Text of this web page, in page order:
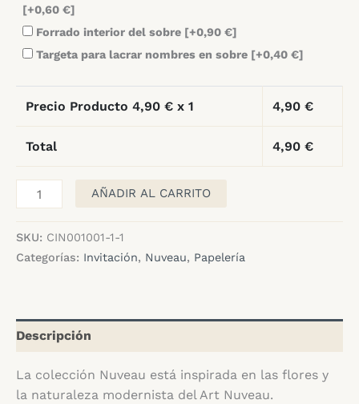
[+0,60 €]
Forrado interior del sobre [+0,90 €]
Targeta para lacrar nombres en sobre [+0,40 €]
Precio Producto 4,90 € x 1 4,90 €
Total 4,90 €
Invitación
Nuveau
AÑADIR AL CARRITO
SKU: CIN001001-1-1
Categorías: Invitación, Nuveau, Papelería
Descripción
La colección Nuveau está inspirada en las flores y
la naturaleza modernista del Art Nuveau.